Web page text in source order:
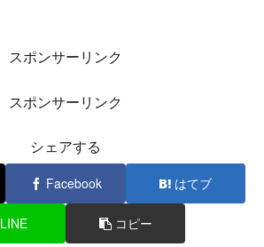
スポンサーリンク
スポンサーリンク
シェアする
Facebook はてブ
LINE コピー